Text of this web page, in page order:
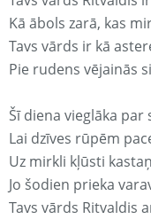
Kā ābols zarā, kas
Tavs vārds ir kā
Pie rudens vējainās
Šī diena vieglāka par
Lai dzīves rūpēm
Uz mirkli kļūsti
Jo šodien prieka
Tavs vārds Ritvaldis